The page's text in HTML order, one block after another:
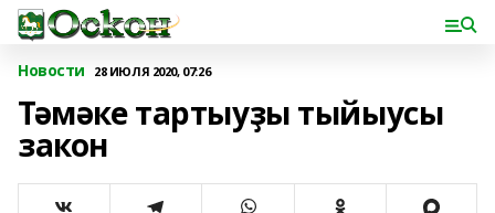
Новости 28 ИЮЛЯ 2020, 07:26
Тәмәке тартыуҙы тыйыусы
закон